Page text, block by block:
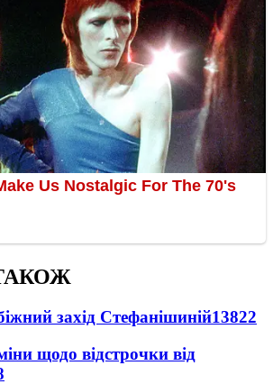
захід Стефанішиній13822
щодо відстрочки від